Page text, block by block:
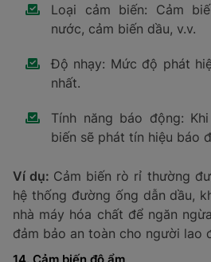
kiểm tra an ninh, v.v.
có thể phát hiện kim loại.
kim loại khác nhau, độ
phát hiện các mảnh kim loại
biến, từ đó đảm bảo an toàn vệ
12. Cảm biến mức